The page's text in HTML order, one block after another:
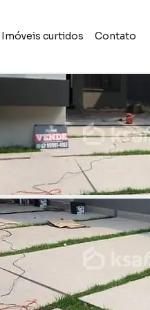
Imóveis curtidos Contato